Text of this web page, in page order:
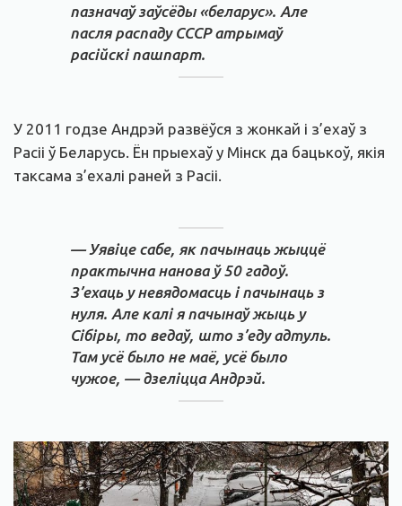
пазначаў заўсёды «беларус». Але
пасля распаду СССР атрымаў
расійскі пашпарт.
У 2011 годзе Андрэй развёўся з жонкай і з’ехаў з
Расіі ў Беларусь. Ён прыехаў у Мінск да бацькоў, якія
таксама з’ехалі раней з Расіі.
— Уявіце сабе, як пачынаць жыццё
практычна нанова ў 50 гадоў.
З’ехаць у невядомасць і пачынаць з
нуля. Але калі я пачынаў жыць у
Сібіры, то ведаў, што з’еду адтуль.
Там усё было не маё, усё было
чужое, — дзеліцца Андрэй.